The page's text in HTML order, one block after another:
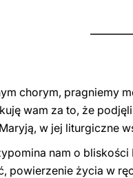
chorym, pragniemy
wam za to, że
w jej liturgiczne
nam o
powierzenie życia w